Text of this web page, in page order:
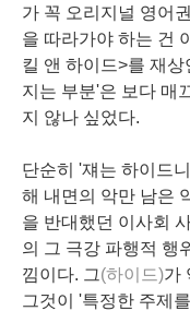
가 꼭 오리지널 영어
을 따라가야 하는 건
킬 앤 하이드>를 재
지는 부분'은 보다 매
지 않나 싶었다.
단순히 '쟤는 하이드
해 내면의 악만 남은
을 반대했던 이사회
의 그 극강 파행적 행
낌이다. 그(하이드)가
그것이 '특정한 주제